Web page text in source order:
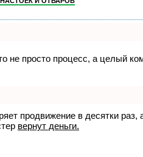
не просто процесс, а целый
продвижение в десятки
вернут деньги.